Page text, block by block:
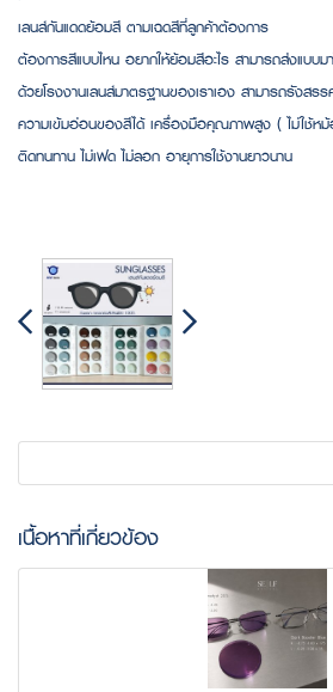
เลนส์กันแดดย้อมสี ตามเฉดสีที่ลูกค้าต้องการ
ต้องการสีแบบไหน อยากให้ย้อมสีอะไร สามารถส่งแบบมา
ด้วยโรงงานเลนส์มาตรฐานของเราเอง สามารถรังสร
ความเข้มอ่อนของสีได้ เครื่องมือคุณภาพสูง ( ไม่ใช้ห
ติดทนทาน ไม่เฟด ไม่ลอก อายุการใช้งานยาวนาน
เนื้อหาที่เกี่ยวข้อง